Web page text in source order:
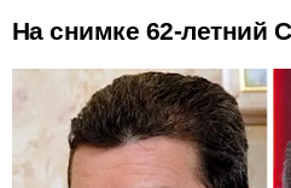
На снимке 62-летний